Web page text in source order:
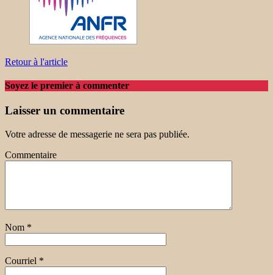
Retour à l'article
Soyez le premier à commenter
Laisser un commentaire
Votre adresse de messagerie ne sera pas publiée.
Commentaire
Nom *
Courriel *